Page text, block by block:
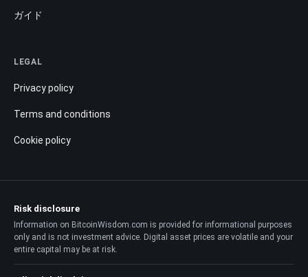
ガイド
LEGAL
Privacy policy
Terms and conditions
Cookie policy
Risk disclosure
Information on BitcoinWisdom.com is provided for informational purposes
only and is not investment advice. Digital asset prices are volatile and your
entire capital may be at risk.